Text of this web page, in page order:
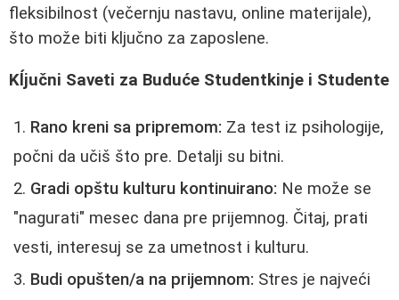
fleksibilnost (večernju nastavu, online materijale),
što može biti ključno za zaposlene.
Kĺjučni Saveti za Buduće Studentkinje i Studente
Rano kreni sa pripremom: Za test iz psihologije,
počni da učiš što pre. Detalji su bitni.
Gradi opštu kulturu kontinuirano: Ne može se
"nagurati" mesec dana pre prijemnog. Čitaj, prati
vesti, interesuj se za umetnost i kulturu.
Budi opušten/a na prijemnom: Stres je najveći